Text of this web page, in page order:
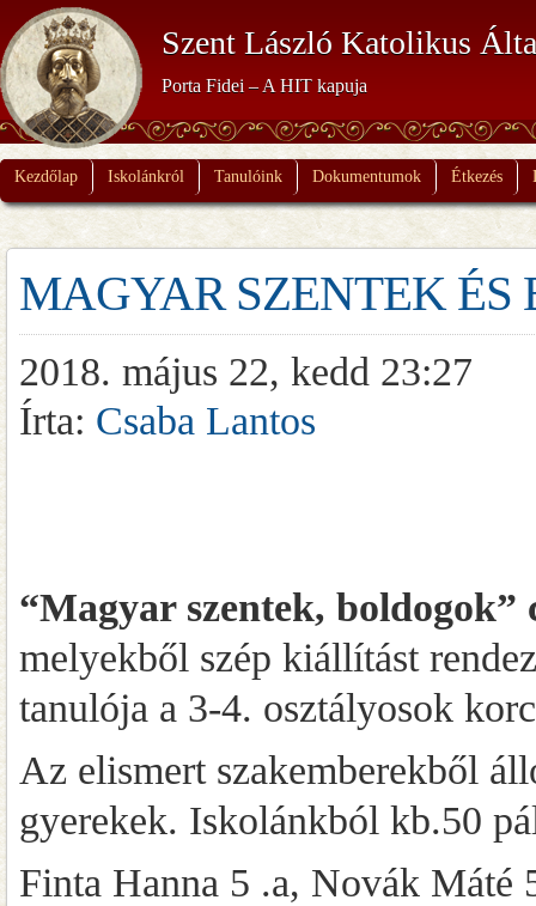
Szent László Katolikus
Porta Fidei – A HIT kapuja
Kezdőlap Iskolánkról Tanulóink Dokumentumok Étkezés
MAGYAR SZENTEK
2018. május 22, kedd 23:27
Írta: Csaba Lantos
“Magyar szentek,
melyekből szép kiállítást
tanulója a 3-4. osztályosok
Az elismert szakemberekből
gyerekek. Iskolánkból kb.50
Finta Hanna 5 .a, Novák Máté